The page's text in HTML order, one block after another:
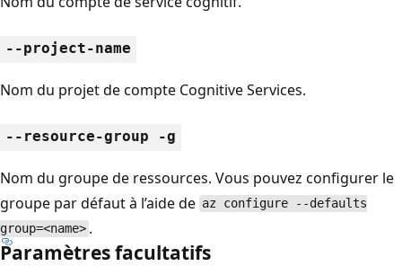
--project-name
Nom du projet de compte Cognitive Services.
--resource-group -g
Nom du groupe de ressources. Vous pouvez configurer le
groupe par défaut à l’aide de az configure --defaults
group=<name> .
Paramètres facultatifs